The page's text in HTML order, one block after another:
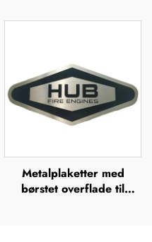
offsettryk,
Metalplaketter med
børstet overflade til